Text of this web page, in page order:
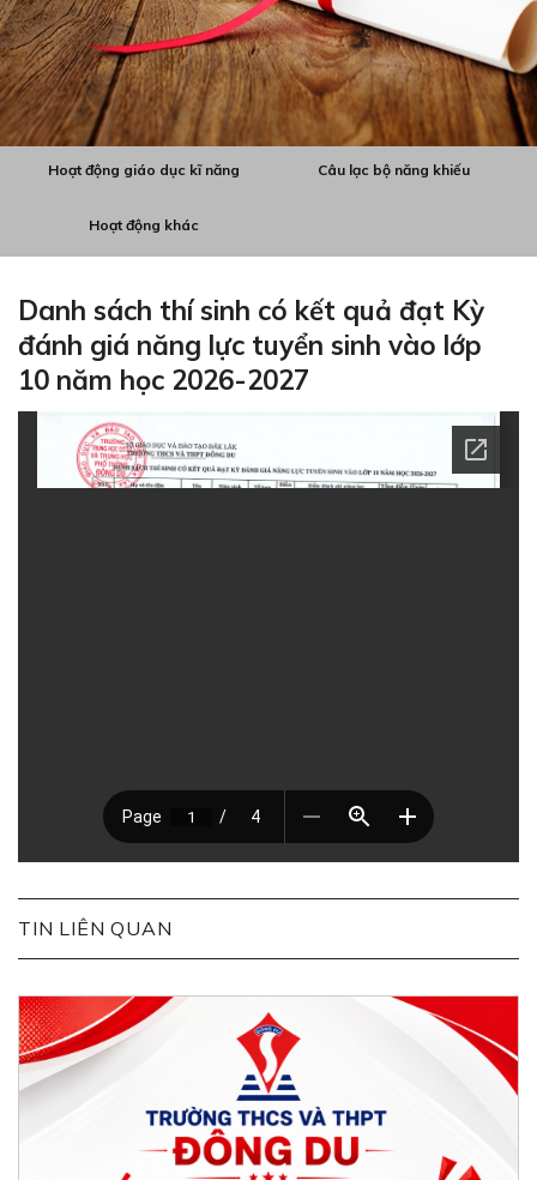
Hoạt động giáo dục kĩ năng Câu lạc bộ năng khiếu
Hoạt động khác
Danh sách thí sinh có kết quả đạt Kỳ
đánh giá năng lực tuyển sinh vào lớp
10 năm học 2026-2027
TIN LIÊN QUAN